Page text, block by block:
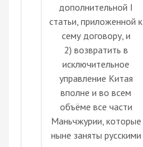
дополнительной I
статьи, приложенной к
сему договору, и
2) возвратить в
исключительное
управление Китая
вполне и во всем
объёме все части
Маньчжурии, которые
ныне заняты русскими